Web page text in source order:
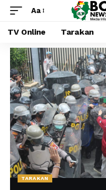
Aa
TV Online Tarakan
TARAKAN